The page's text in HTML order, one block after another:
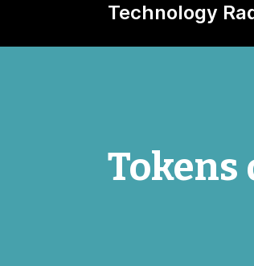
Technology
Tokens